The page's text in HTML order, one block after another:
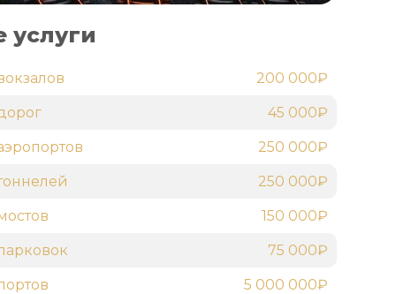
услуги
200 000₽
45 000₽
250 000₽
250 000₽
150 000₽
75 000₽
5 000 000₽